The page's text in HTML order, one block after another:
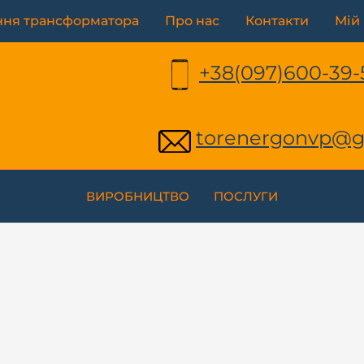
трансформатора Про нас Контакти Мій
+38(097)600-
ВИРОБНИЦТВО ПОСЛУГИ